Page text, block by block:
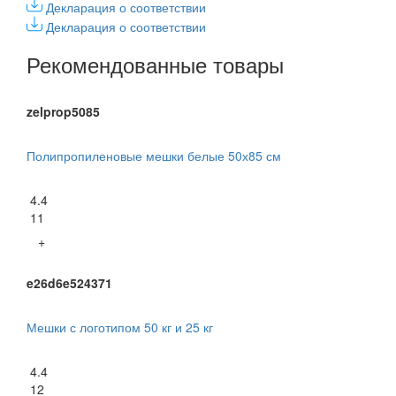
Декларация о соответствии
Декларация о соответствии
Рекомендованные товары
zelprop5085
Полипропиленовые мешки белые 50х85 см
4.4
11
+
e26d6e524371
Мешки с логотипом 50 кг и 25 кг
4.4
12